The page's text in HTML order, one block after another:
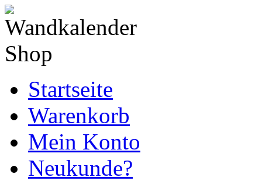
Startseite
Warenkorb
Mein Konto
Neukunde?